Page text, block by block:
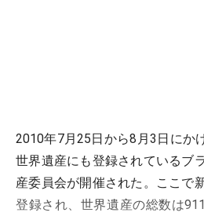
2010年7月25日から8月3日にか
世界遺産にも登録されているブ
産委員会が開催された。ここで
登録され、世界遺産の総数は